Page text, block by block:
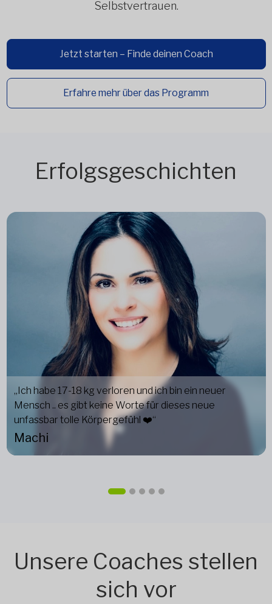
Selbstvertrauen.
Jetzt starten – Finde deinen Coach
Erfahre mehr über das Programm
Erfolgsgeschichten
„Ich habe 17-18 kg verloren und ich bin ein neuer
Mensch .. es gibt keine Worte für dieses neue
unfassbar tolle Körpergefühl ❤️“
Machi
Unsere Coaches stellen
sich vor